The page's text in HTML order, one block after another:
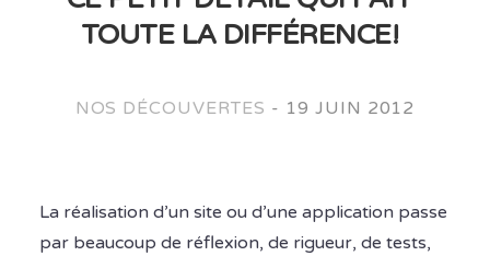
TOUTE LA DIFFÉRENCE!
NOS DÉCOUVERTES - 19 JUIN 2012
La réalisation d’un site ou d’une application passe
par beaucoup de réflexion, de rigueur, de tests,